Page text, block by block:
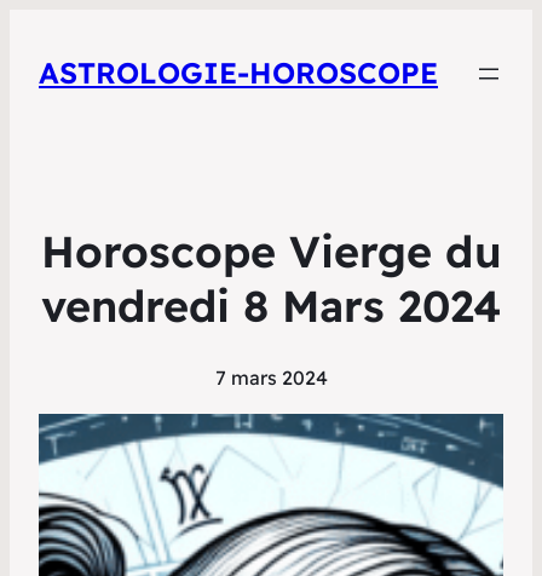
ASTROLOGIE-HOROSCOPE
Horoscope Vierge du
vendredi 8 Mars 2024
7 mars 2024